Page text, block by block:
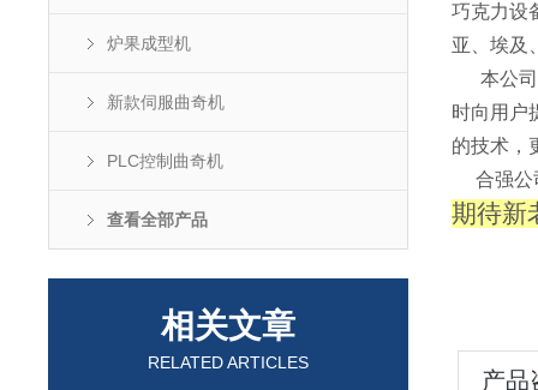
炉果成型机
新款伺服曲奇机
PLC控制曲奇机
查看全部产品
相关文章
RELATED ARTICLES
巧克力设
亚、埃及
本公司
时向用户
的技术，
合强公
期待新
产品